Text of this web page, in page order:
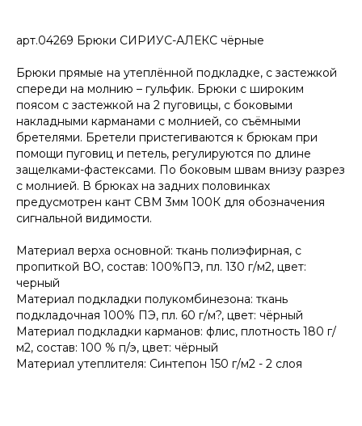
арт.04269 Брюки СИРИУС-АЛЕКС чёрные
Брюки прямые на утеплённой подкладке, с застежкой
спереди на молнию – гульфик. Брюки с широким
поясом с застежкой на 2 пуговицы, с боковыми
накладными карманами с молнией, со съёмными
бретелями. Бретели пристегиваются к брюкам при
помощи пуговиц и петель, регулируются по длине
защелками-фастексами. По боковым швам внизу разрез
с молнией. В брюках на задних половинках
предусмотрен кант СВМ 3мм 100К для обозначения
сигнальной видимости.
Материал верха основной: ткань полиэфирная, с
пропиткой ВО, состав: 100%ПЭ, пл. 130 г/м2, цвет:
черный
Материал подкладки полукомбинезона: ткань
подкладочная 100% ПЭ, пл. 60 г/м?, цвет: чёрный
Материал подкладки карманов: флис, плотность 180 г/
м2, состав: 100 % п/э, цвет: чёрный
Материал утеплителя: Синтепон 150 г/м2 - 2 слоя